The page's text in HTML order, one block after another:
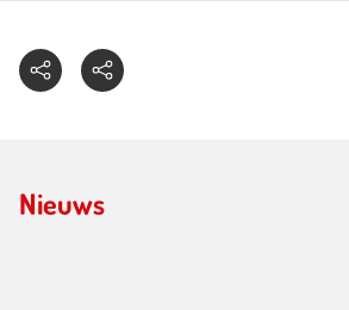
Nieuws